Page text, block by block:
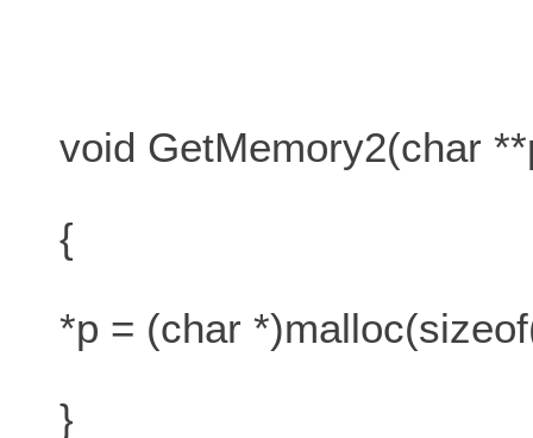
void GetMemory2(char
{
*p = (char
}